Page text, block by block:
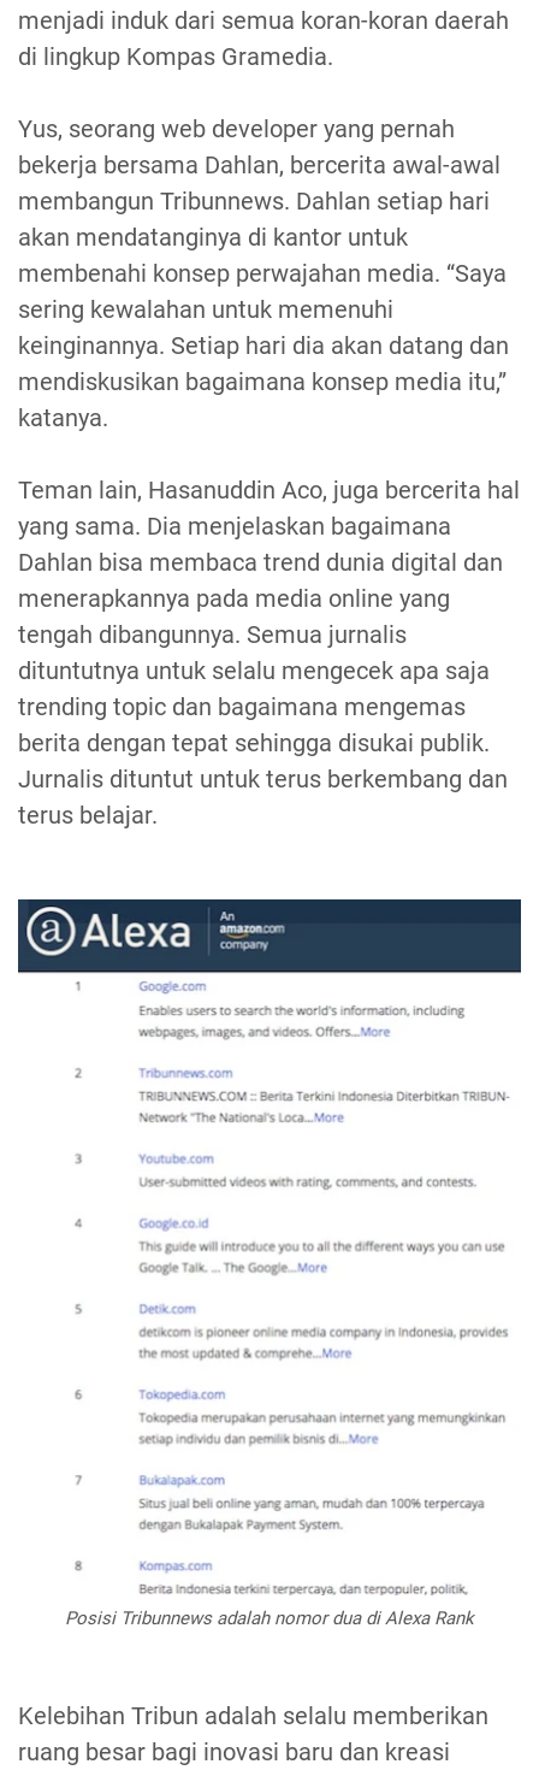
menjadi induk dari semua koran-koran daerah
di lingkup Kompas Gramedia.
Yus, seorang web developer yang pernah
bekerja bersama Dahlan, bercerita awal-awal
membangun Tribunnews. Dahlan setiap hari
akan mendatanginya di kantor untuk
membenahi konsep perwajahan media. “Saya
sering kewalahan untuk memenuhi
keinginannya. Setiap hari dia akan datang dan
mendiskusikan bagaimana konsep media itu,”
katanya.
Teman lain, Hasanuddin Aco, juga bercerita hal
yang sama. Dia menjelaskan bagaimana
Dahlan bisa membaca trend dunia digital dan
menerapkannya pada media online yang
tengah dibangunnya. Semua jurnalis
dituntutnya untuk selalu mengecek apa saja
trending topic dan bagaimana mengemas
berita dengan tepat sehingga disukai publik.
Jurnalis dituntut untuk terus berkembang dan
terus belajar.
Posisi Tribunnews adalah nomor dua di Alexa Rank
Kelebihan Tribun adalah selalu memberikan
ruang besar bagi inovasi baru dan kreasi